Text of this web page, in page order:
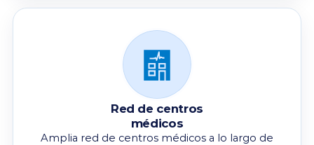
Red de centros
médicos
Amplia red de centros médicos a lo largo de